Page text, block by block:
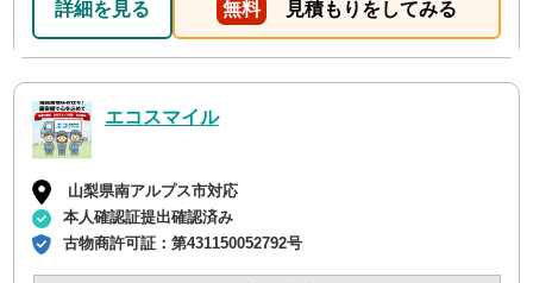
詳細を見る 無料 見積もりをしてみる
エコスマイル
山梨県南アルプス市対応
本人確認証提出確認済み
古物商許可証：第431150052792号